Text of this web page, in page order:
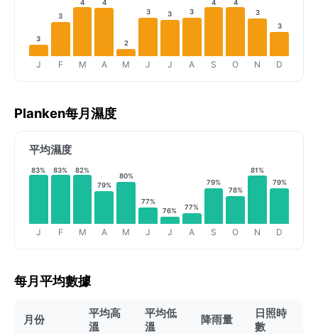
3
J
3
F
4
M
4
A
2
M
3
J
3
J
3
A
4
S
4
O
3
N
3
D
Planken每月濕度
平均濕度
83%
J
83%
F
82%
M
79%
A
80%
M
77%
J
76%
J
77%
A
79%
S
78%
O
81%
N
79%
D
每月平均數據
月份
平均高
溫
平均低
溫
降雨量
日照時
數